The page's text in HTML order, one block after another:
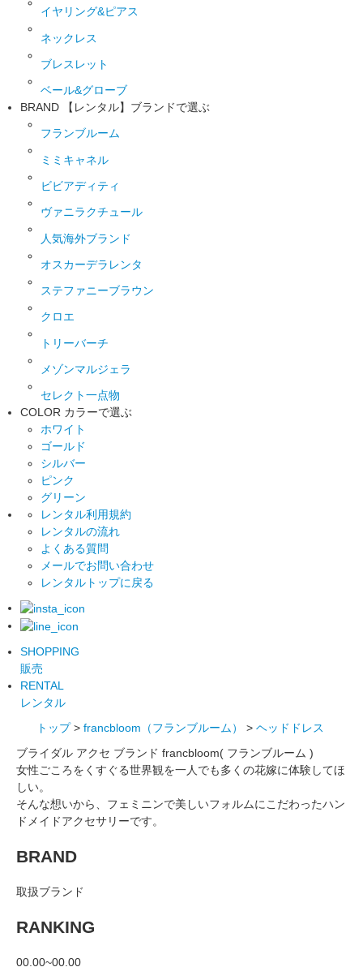
イヤリング&ピアス
ネックレス
ブレスレット
ベール&グローブ
BRAND
【レンタル】ブランドで選ぶ
フランブルーム
ミミキャネル
ビビアディティ
ヴァニラクチュール
人気海外ブランド
オスカーデラレンタ
ステファニーブラウン
クロエ
トリーバーチ
メゾンマルジェラ
セレクト一点物
COLOR カラーで選ぶ
ホワイト
ゴールド
シルバー
ピンク
グリーン
レンタル利用規約
レンタルの流れ
よくある質問
メールでお問い合わせ
レンタルトップに戻る
SHOPPING
販売
RENTAL
レンタル
トップ > francbloom（フランブルーム） > ヘッドドレス
ブライダル アクセ ブランド francbloom( フランブルーム )
女性ごころをくすぐる世界観を一人でも多くの花嫁に体験してほ
しい。
そんな想いから、フェミニンで美しいフォルムにこだわったハン
ドメイドアクセサリーです。
BRAND
取扱ブランド
RANKING
00.00~00.00